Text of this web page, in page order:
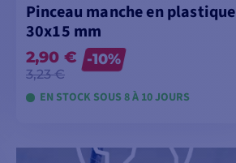
Pinceau manche en plastique
30x15 mm
2,90 €
3,23 €
-10%
EN STOCK SOUS 8 À 10 JOURS
VOIR LES MODÈLES